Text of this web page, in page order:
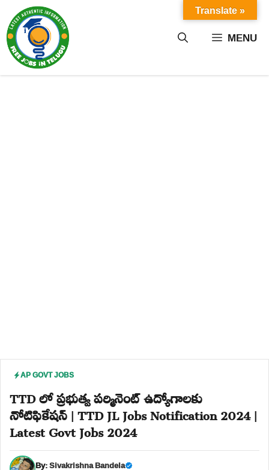
content MENU
AP GOVT JOBS
TTD లో ప్రభుత్వ పర్మినెంట్ ఉద్యోగాలకు
నోటిఫికేషన్ | TTD JL Jobs Notification 2024 |
Latest Govt Jobs 2024
By:Sivakrishna Bandela
Translate »